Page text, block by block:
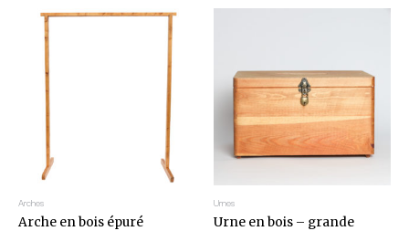
Arches
Arche en bois épuré
Urnes
Urne en bois – grande